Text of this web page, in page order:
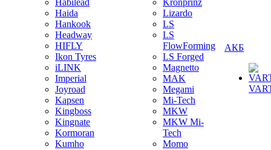
Habilead
Haida
Hankook
Headway
HIFLY
Ikon Tyres
iLINK
Imperial
Joyroad
Kapsen
Kingboss
Kingnate
Kormoran
Kumho
Kronprinz
Lizardo
LS
LS
FlowForming
LS Forged
Magnetto
MAK
Megami
Mi-Tech
MKW
MKW Mi-
Tech
Momo
АКБ